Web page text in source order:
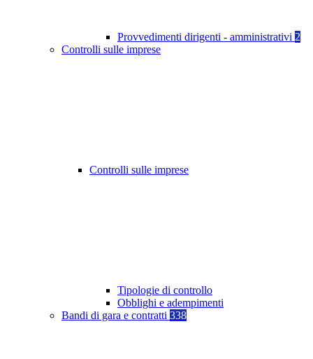
Provvedimenti dirigenti - amministrativi 2
Controlli sulle imprese
Controlli sulle imprese
Tipologie di controllo
Obblighi e adempimenti
Bandi di gara e contratti 338